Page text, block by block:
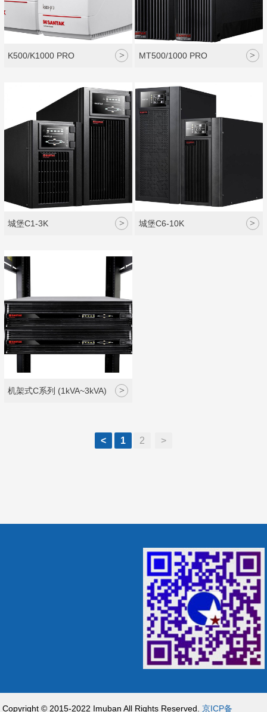
K500/K1000 PRO > MT500/1000 PRO >
城堡C1-3K > 城堡C6-10K >
机架式C系列 (1kVA~3kVA) >
< 1 2 >
Copyright © 2015-2022 Imuban All Rights Reserved.京ICP备